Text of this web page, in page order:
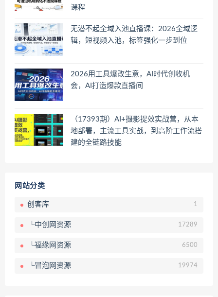
课程
无潜不起全域入池直播课：2026全域逻
辑，短视频入池，标签强化一步到位
2026用工具爆改生意，AI时代创收机
会，AI打造爆款直播间
（17393期）AI+摄影提效实战营，从本
地部署，主流工具实战，到高阶工作流搭
建的全链路技能
网站分类
创客库 1
└中创网资源 17289
└福缘网资源 6500
└冒泡网资源 19974